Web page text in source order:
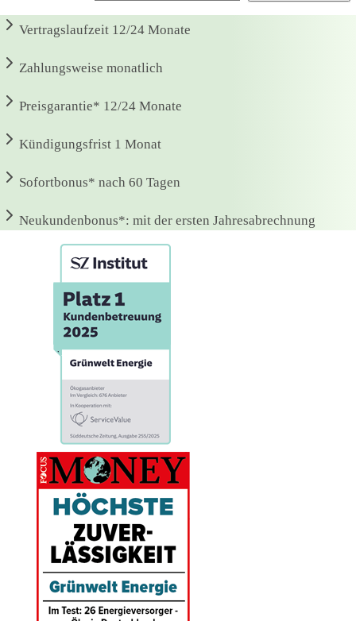
Vertragslaufzeit 12/24 Monate
Zahlungsweise monatlich
Preisgarantie* 12/24 Monate
Kündigungsfrist 1 Monat
Sofortbonus* nach 60 Tagen
Neukundenbonus*: mit der ersten Jahresabrechnung